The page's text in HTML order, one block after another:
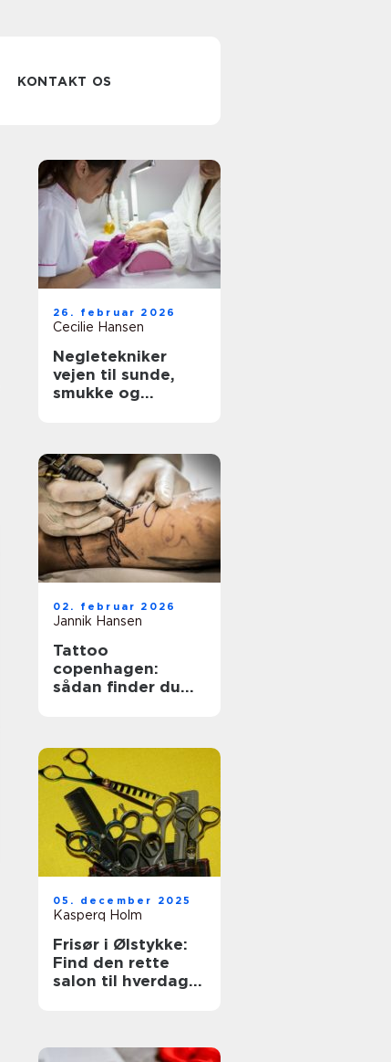
KONTAKT OS
26. februar 2026
Cecilie Hansen
Negletekniker
vejen til sunde,
smukke og
02. februar 2026
Jannik Hansen
Tattoo
copenhagen:
sådan finder du
05. december 2025
Kasperq Holm
Frisør i Ølstykke:
Find den rette
salon til hverdag